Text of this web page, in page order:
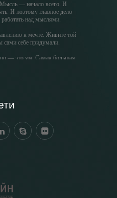
— начало всего. И
И поэтому главное дело
над мыслями.
к мечте. Живите той
себе придумали.
— это ум. Самая большая
того, кто его дал.
мне.